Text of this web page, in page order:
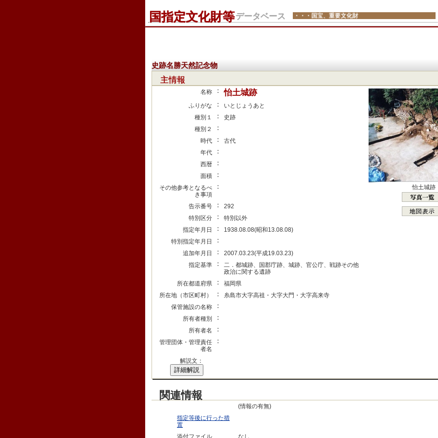
国指定文化財等データベース ・・・国宝、重要文化財
史跡名勝天然記念物
主情報
名称 ： 怡土城跡
ふりがな ：
いとじょうあと
種別１
：
史跡
種別２
：
時代 ：
古代
年代
：
西暦 ：
面積 ：
その他参考となるべ
き事項
：
告示番号 ：
292
特別区分
：
特別以外
指定年月日
：
1938.08.08(昭和13.08.08)
特別指定年月日
：
追加年月日 ：
2007.03.23(平成19.03.23)
指定基準
：
二．都城跡、国郡庁跡、城跡、官公庁、戦跡その他
政治に関する遺跡
所在都道府県
：
福岡県
所在地（市区町村）
：
糸島市大字高祖・大字大門・大字高来寺
保管施設の名称
：
所有者種別 ：
所有者名 ：
管理団体・管理責任
者名
：
怡土城跡
解説文：
詳細解説
関連情報
(情報の有無)
指定等後に行った措
置
添付ファイル
なし